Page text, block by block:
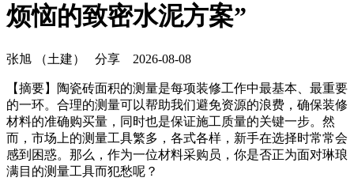
烦恼的致密水泥方案”
张旭 （土建） 分享 2026-08-08
【摘要】陶瓷砖面积的测量是每项装修工作中最基本、最重要
的一环。合理的测量可以帮助我们避免资源的浪费，确保装修
材料的准确购买量，同时也是保证施工质量的关键一步。然
而，市场上的测量工具繁多，各式各样，新手在选择时常常会
感到困惑。那么，作为一位材料采购员，你是否正为面对琳琅
满目的测量工具而犯愁呢？